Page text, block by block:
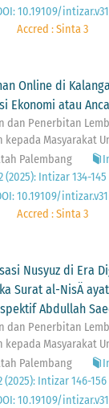
10.19109/
Accred : Sinta 3
Online di
Ekonomi atau
dan Penerbitan
kepada Masyarakat
Palembang
(2025): Intizar 134-145
10.19109/
Accred : Sinta 3
Nusyuz di Era
Surat al-NisÄ
Abdullah
dan Penerbitan
kepada Masyarakat
Palembang
(2025): Intizar 146-156
10.19109/